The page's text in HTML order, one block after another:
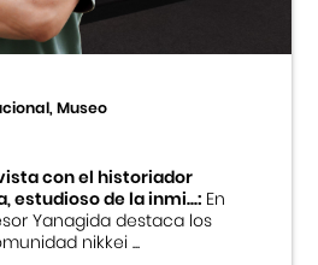
Museo
con el historiador
estudioso de la inmi...:En
Yanagida destaca los
nikkei ...